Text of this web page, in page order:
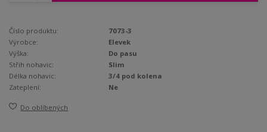
Číslo produktu:
7073-3
Výrobce:
Elevek
Výška:
Do pasu
Střih nohavic:
Slim
Délka nohavic:
3/4 pod kolena
Zateplení:
Ne
Do oblíbených